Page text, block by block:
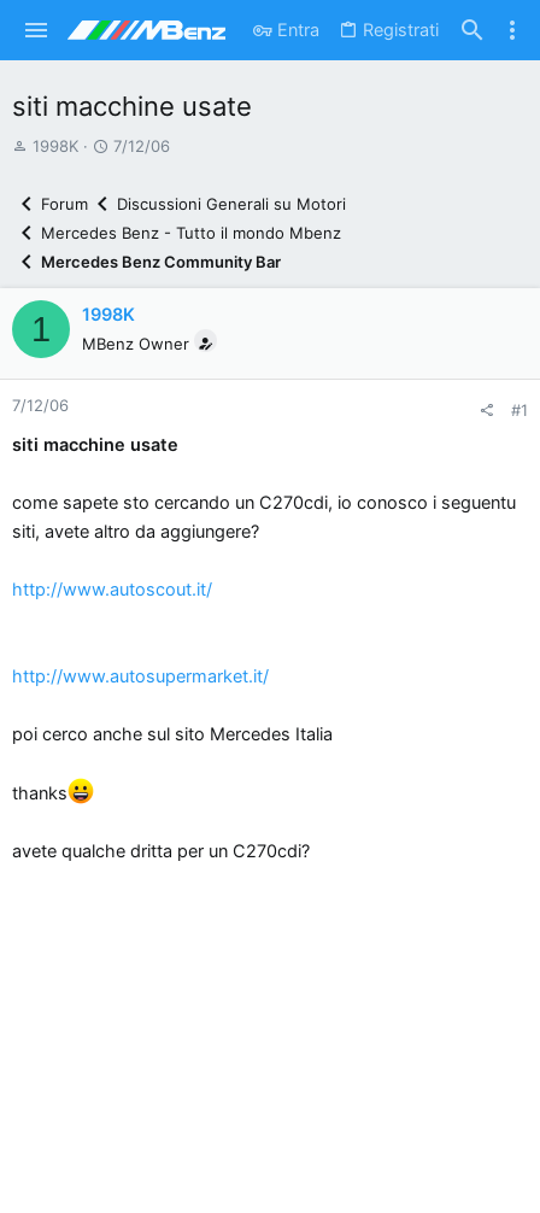
Entra Registrati
siti macchine usate
A
d
i
s
c
u
s
n
1998K
D
z
7/12/06
Forum
Discussioni Generali su Motori
Mercedes Benz - Tutto il mondo Mbenz
Mercedes Benz Community Bar
1 1998K
MBenz Owner
7/12/06 #1
siti macchine usate
come sapete sto cercando un C270cdi, io conosco i seguentu
siti, avete altro da aggiungere?
http://www.autoscout.it/
http://www.autosupermarket.it/
poi cerco anche sul sito Mercedes Italia
thanks
avete qualche dritta per un C270cdi?